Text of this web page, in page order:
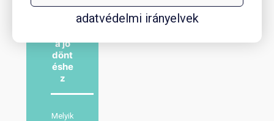
adatvédelmi irányelvek
epci
a jó
dönt
éshe
z
Melyik